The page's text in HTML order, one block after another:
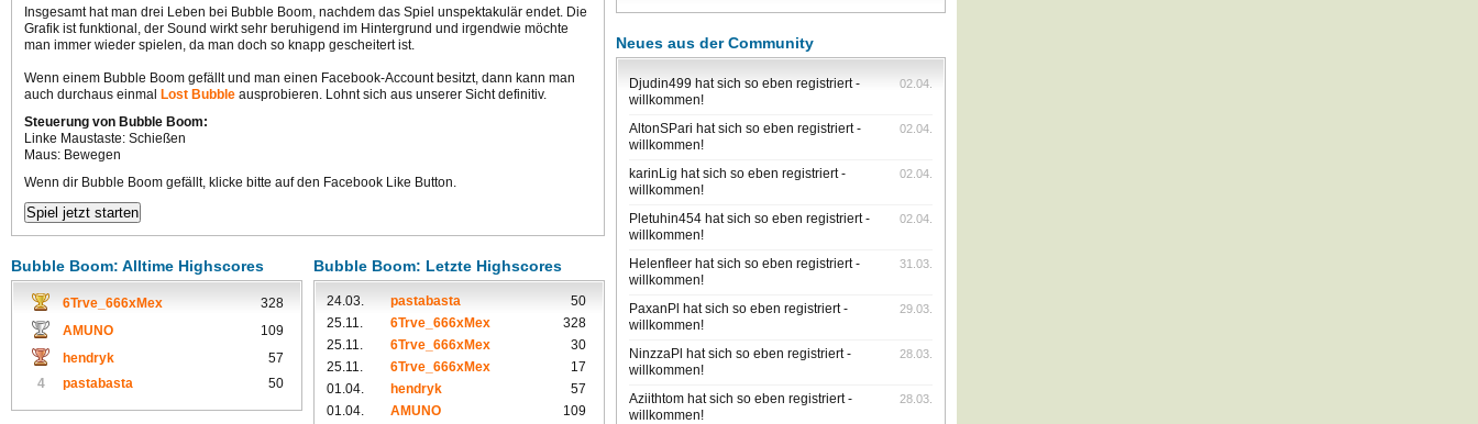
Insgesamt hat man drei Leben bei Bubble Boom, nachdem das Spiel unspektakulär endet. Die
Grafik ist funktional, der Sound wirkt sehr beruhigend im Hintergrund und irgendwie möchte
man immer wieder spielen, da man doch so knapp gescheitert ist.
Wenn einem Bubble Boom gefällt und man einen Facebook-Account besitzt, dann kann man
auch durchaus einmal Lost Bubble ausprobieren. Lohnt sich aus unserer Sicht definitiv.
Steuerung von Bubble Boom:
Linke Maustaste: Schießen
Maus: Bewegen
Wenn dir Bubble Boom gefällt, klicke bitte auf den Facebook Like Button.
Bubble Boom: Alltime Highscores
6Trve_666xMex
328
AMUNO
109
hendryk
57
4
pastabasta 50
Bubble Boom: Letzte Highscores
24.03. pastabasta
50
25.11.
6Trve_666xMex
328
25.11.
6Trve_666xMex
30
25.11.
6Trve_666xMex
17
01.04.
hendryk
57
01.04.
AMUNO
109
Neues aus der Community
02.04.
Djudin499 hat sich so eben registriert -
willkommen!
02.04.
AltonSPari hat sich so eben registriert -
willkommen!
02.04.
karinLig hat sich so eben registriert -
willkommen!
02.04.
Pletuhin454 hat sich so eben registriert -
willkommen!
31.03.
Helenfleer hat sich so eben registriert -
willkommen!
29.03.
PaxanPl hat sich so eben registriert -
willkommen!
28.03.
NinzzaPl hat sich so eben registriert -
willkommen!
28.03.
Aziithtom hat sich so eben registriert -
willkommen!